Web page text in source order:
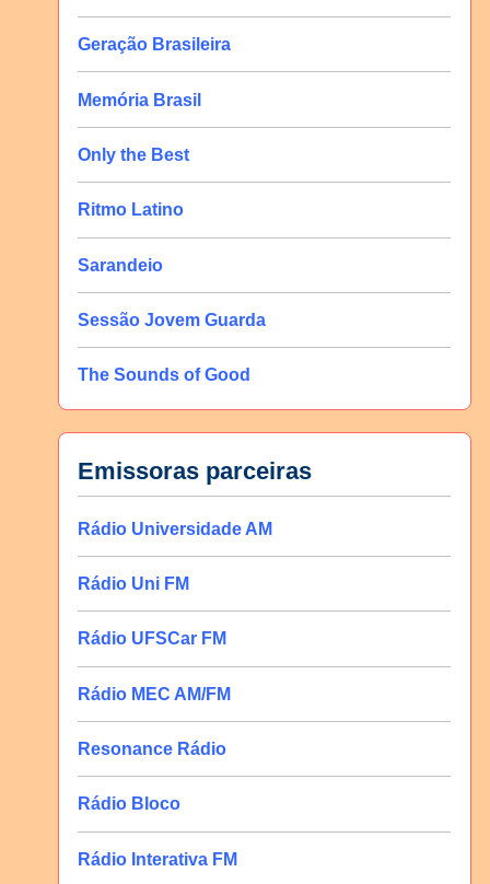
Geração Brasileira
Memória Brasil
Only the Best
Ritmo Latino
Sarandeio
Sessão Jovem Guarda
The Sounds of Good
Emissoras parceiras
Rádio Universidade AM
Rádio Uni FM
Rádio UFSCar FM
Rádio MEC AM/FM
Resonance Rádio
Rádio Bloco
Rádio Interativa FM